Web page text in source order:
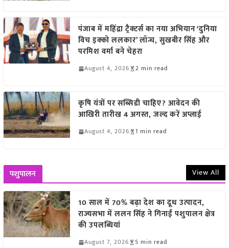
पंजाब में महिंद्रा ट्रैक्टर्स का नया अभियान ‘दुनिया
विच इक्को ललकार’ लॉन्च, सुखबीर सिंह और
परमिश वर्मा बने चेहरा
August 4, 2026 2 min read
कृषि यंत्रों पर सब्सिडी चाहिए? आवेदन की
आखिरी तारीख 4 अगस्त, जल्द करें अप्लाई
August 4, 2026 1 min read
पशुपालन View All
10 साल में 70% बढ़ा देश का दूध उत्पादन,
राज्यसभा में ललन सिंह ने गिनाईं पशुपालन क्षेत्र
की उपलब्धियां
August 7, 2026 5 min read